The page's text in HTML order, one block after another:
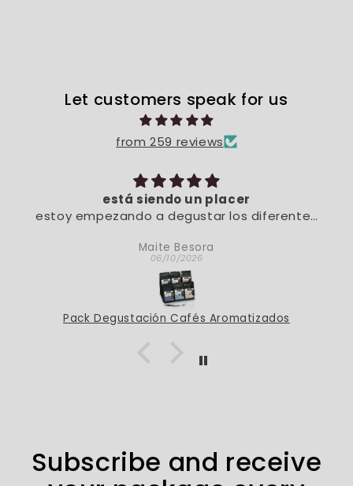
Let customers speak for us
from 259 reviews
está siendo un placer
estoy empezando a degustar los diferentes
Maite Besora
06/10/2026
Pack Degustación Cafés Aromatizados
Subscribe and receive